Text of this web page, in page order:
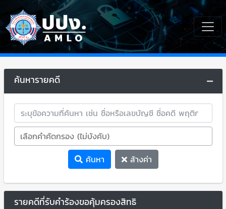
ค้นหารายคดี
ค้นหา ล้างค่า
รายคดีที่รับคำร้องขอคุ้มครองสิทธิ